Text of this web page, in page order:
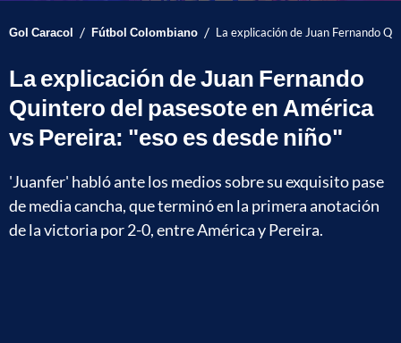
Gol Caracol / Fútbol Colombiano / La explicación de Juan Fernando
La explicación de Juan Fernando
Quintero del pasesote en América
vs Pereira: "eso es desde niño"
'Juanfer' habló ante los medios sobre su exquisito pase
de media cancha, que terminó en la primera anotación
de la victoria por 2-0, entre América y Pereira.